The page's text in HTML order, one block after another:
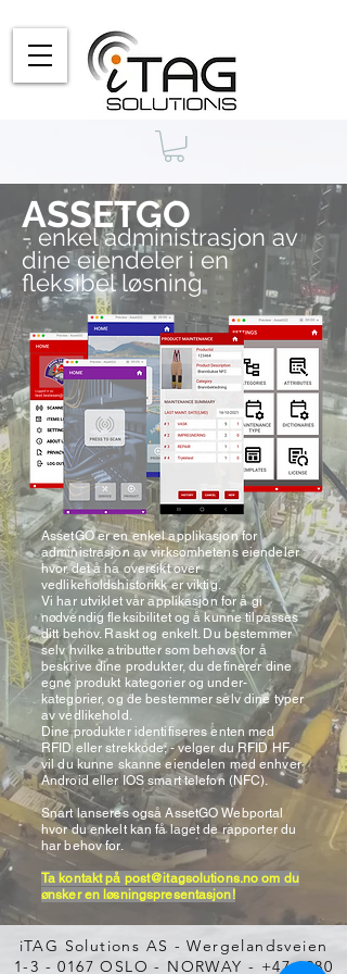
ASSETGO
- enkel administrasjon av
dine eiendeler i en
fleksibel løsning
AssetGO er en enkel applikasjon for
administrasjon av virksomhetens eiendeler
hvor det å ha oversikt over
vedlikeholdshistorikk er viktig.
Vi har utviklet vår applikasjon for å gi
nødvendig fleksibilitet og å kunne tilpasses
ditt behov. Raskt og enkelt. Du bestemmer
selv hvilke atributter som behøvs for å
beskrive dine produkter, du definerer dine
egne produkt kategorier og under-
kategorier, og de bestemmer selv dine typer
av vedlikehold.
Dine produkter identifiseres enten med
RFID eller strekkode; - velger du RFID HF
vil du kunne skanne eiendelen med enhver
Android eller IOS smart telefon (NFC).
Snart lanseres også AssetGO Webportal
hvor du enkelt kan få laget de rapporter du
har behov for.
Ta kontakt på post@itagsolutions.no om du
ønsker en løsningspresentasjon!
iTAG Solutions AS - Wergelandsveien
1-3 - 0167 OSLO - NORWAY - +47 6280